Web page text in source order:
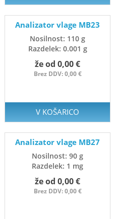
Analizator vlage MB23
Nosilnost: 110 g
Razdelek: 0.001 g
že od 0,00 €
Brez DDV: 0,00 €
V KOŠARICO
Analizator vlage MB27
Nosilnost: 90 g
Razdelek: 1 mg
že od 0,00 €
Brez DDV: 0,00 €